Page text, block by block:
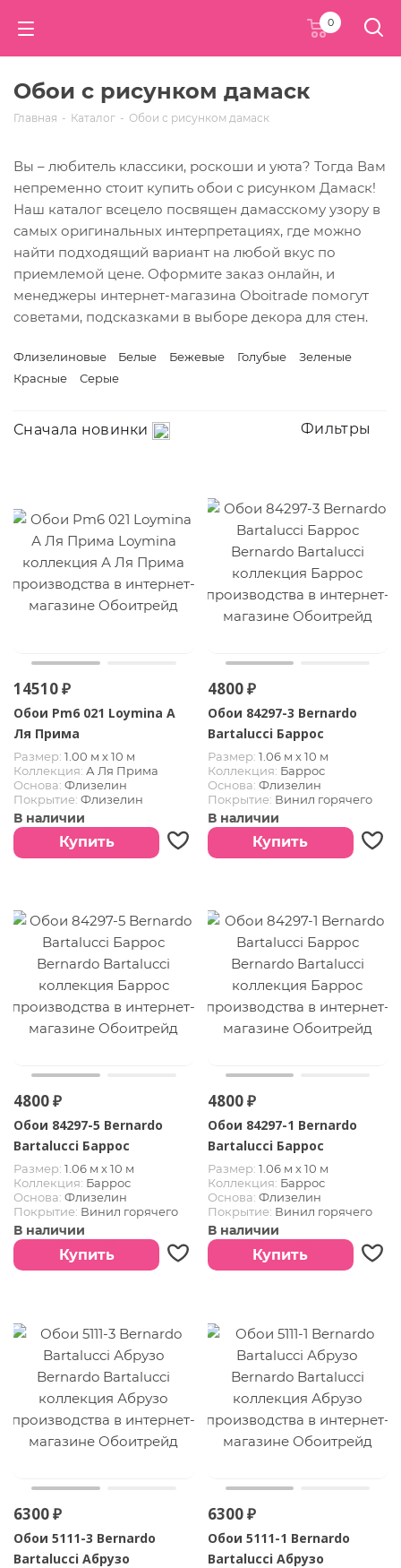
0
Обои с рисунком дамаск
Главная - Каталог - Обои с рисунком дамаск
Вы – любитель классики, роскоши и уюта? Тогда Вам
непременно стоит купить обои с рисунком Дамаск!
Наш каталог всецело посвящен дамасскому узору в
самых оригинальных интерпретациях, где можно
найти подходящий вариант на любой вкус по
приемлемой цене. Оформите заказ онлайн, и
менеджеры интернет-магазина Oboitrade помогут
советами, подсказками в выборе декора для стен.
Флизелиновые Белые Бежевые Голубые
Зеленые
Красные
Серые
Сначала новинки Фильтры
14510 ₽
Обои Pm6 021 Loymina А
Ля Прима
Размер: 1.00 м х 10 м
Коллекция: А Ля Прима
Основа: Флизелин
Покрытие: Флизелин
В наличии
Купить
4800 ₽
Обои 84297-3 Bernardo
Bartalucci Баррос
Размер: 1.06 м х 10 м
Коллекция: Баррос
Основа: Флизелин
Покрытие: Винил горячего
тиснения
В наличии
Купить
4800 ₽
Обои 84297-5 Bernardo
Bartalucci Баррос
Размер: 1.06 м х 10 м
Коллекция: Баррос
Основа: Флизелин
Покрытие: Винил горячего
тиснения
В наличии
Купить
4800 ₽
Обои 84297-1 Bernardo
Bartalucci Баррос
Размер: 1.06 м х 10 м
Коллекция: Баррос
Основа: Флизелин
Покрытие: Винил горячего
тиснения
В наличии
Купить
6300 ₽
Обои 5111-3 Bernardo
Bartalucci Абрузо
6300 ₽
Обои 5111-1 Bernardo
Bartalucci Абрузо